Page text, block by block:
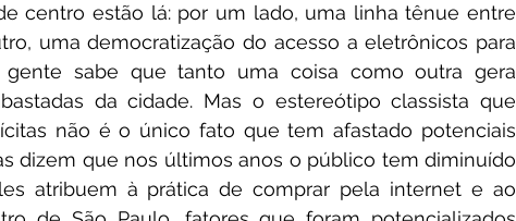
centro estão lá: por um lado, uma linha tênue entre
uma democratização do acesso a eletrônicos para
gente sabe que tanto uma coisa como outra gera
da cidade. Mas o estereótipo classista que
não é o único fato que tem afastado potenciais
dizem que nos últimos anos o público tem diminuído
atribuem à prática de comprar pela internet e ao